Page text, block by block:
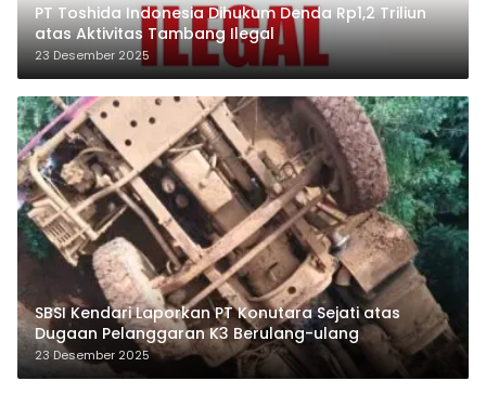
PT Toshida Indonesia Dihukum Denda Rp1,2 Triliun
atas Aktivitas Tambang Ilegal
23 Desember 2025
SBSI Kendari Laporkan PT Konutara Sejati atas
Dugaan Pelanggaran K3 Berulang-ulang
23 Desember 2025